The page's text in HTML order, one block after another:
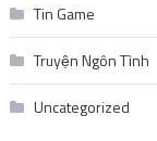
Tin Game
Truyện Ngôn Tình
Uncategorized